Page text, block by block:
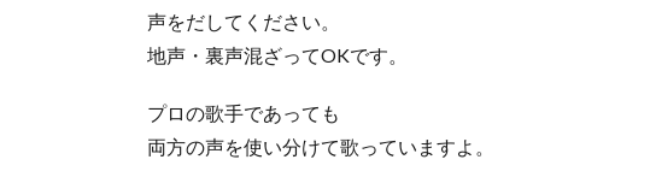
声をだしてください。
地声・裏声混ざってOKです。
プロの歌手であっても
両方の声を使い分けて歌っていますよ。